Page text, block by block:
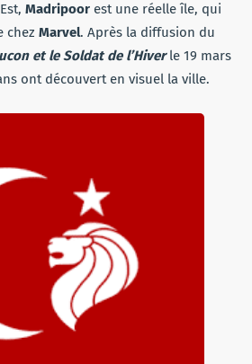
Madripoor est une réelle île, qui
chez Marvel. Après la diffusion du
et le Soldat de l’Hiverle 19 mars
ont découvert en visuel la ville.